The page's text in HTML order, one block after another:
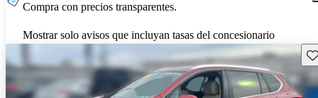
Compra con precios transparentes.
Mostrar solo avisos que incluyan tasas del concesionario